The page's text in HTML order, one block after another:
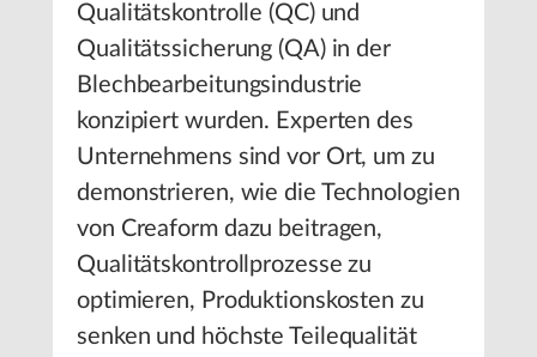
Qualitätskontrolle (QC) und
Qualitätssicherung (QA) in der
Blechbearbeitungsindustrie
konzipiert wurden. Experten des
Unternehmens sind vor Ort, um zu
demonstrieren, wie die Technologien
von Creaform dazu beitragen,
Qualitätskontrollprozesse zu
optimieren, Produktionskosten zu
senken und höchste Teilequalität